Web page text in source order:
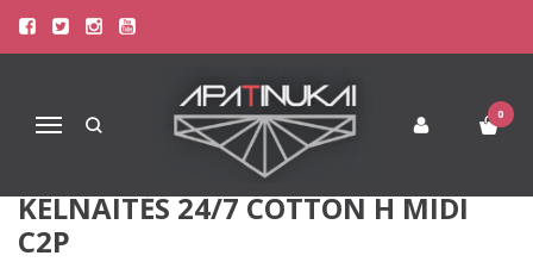
Navigacija
0
Pagrindinis Apatinis Trikotažas Moterims
Sloggi 42(XL) dydžio moteriškos baltos spalvos kelnaitės 24/7 Cotton
SLOGGI 42(XL) DYDŽIO
MOTERIŠKOS BALTOS SPALVOS
KELNAITĖS 24/7 COTTON H MIDI
C2P